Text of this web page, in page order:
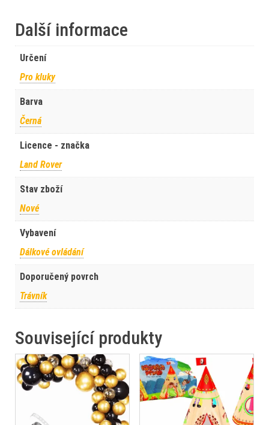
Další informace
Určení
Pro kluky
Barva
Černá
Licence - značka
Land Rover
Stav zboží
Nové
Vybavení
Dálkové ovládání
Doporučený povrch
Trávník
Související produkty